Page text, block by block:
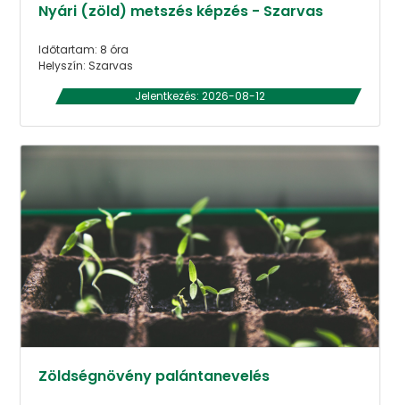
Nyári (zöld) metszés képzés - Szarvas
Időtartam: 8 óra
Helyszín: Szarvas
Jelentkezés: 2026-08-12
Zöldségnövény palántanevelés